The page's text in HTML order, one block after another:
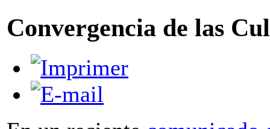
Convergencia de las